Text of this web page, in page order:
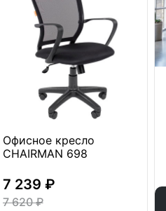
Офисное кресло
CHAIRMAN 698
7 239 ₽
7 620 ₽